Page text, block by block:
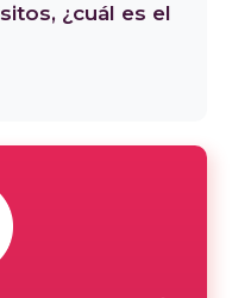
¿cuál es el